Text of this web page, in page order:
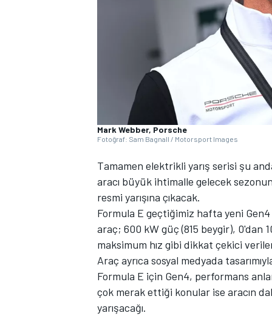
Mark Webber, Porsche
Fotoğraf: Sam Bagnall / Motorsport Images
Tamamen elektrikli yarış serisi şu
aracı büyük ihtimalle gelecek sezonun
resmi yarışına çıkacak.
Formula E geçtiğimiz hafta yeni Gen4
araç; 600 kW güç (815 beygir), 0'dan
maksimum hız gibi dikkat çekici
Araç ayrıca sosyal medyada
Formula E için Gen4, performans
çok merak ettiği konular ise aracın
yarışacağı.